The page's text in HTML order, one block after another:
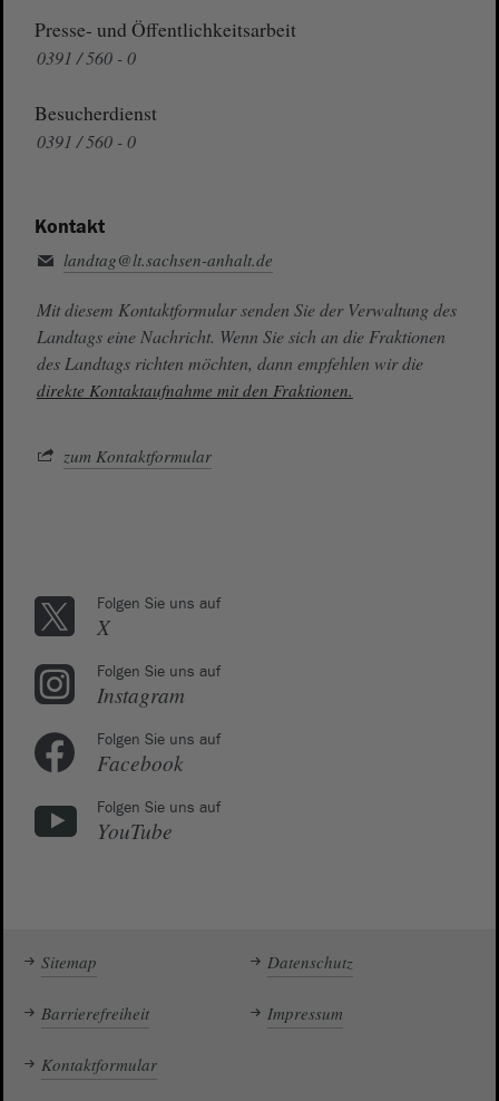
Presse- und Öffentlichkeitsarbeit
0391 / 560 - 0
Besucherdienst
0391 / 560 - 0
Kontakt
landtag@lt.sachsen-anhalt.de
Mit diesem Kontaktformular senden Sie der Verwaltung des
Landtags eine Nachricht. Wenn Sie sich an die Fraktionen
des Landtags richten möchten, dann empfehlen wir die
direkte Kontaktaufnahme mit den Fraktionen.
zum Kontaktformular
Folgen Sie uns auf
X
Folgen Sie uns auf
Instagram
Folgen Sie uns auf
Facebook
Folgen Sie uns auf
YouTube
Sitemap Datenschutz
Barrierefreiheit Impressum
Kontaktformular